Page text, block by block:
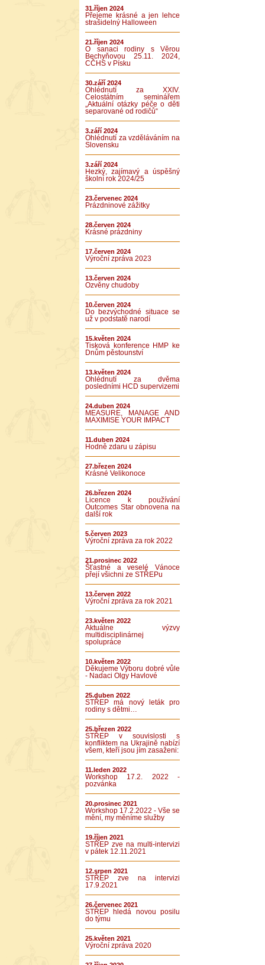
31.říjen 2024
Přejeme krásné a jen lehce
strašidelný Halloween
21.říjen 2024
O sanaci rodiny s Věrou
Bechyňovou 25.11. 2024,
CČHS v Písku
30.září 2024
Ohlédnutí za XXIV.
Celostátním seminářem
„Aktuální otázky péče o děti
separované od rodičů“
3.září 2024
Ohlédnutí za vzděláváním na
Slovensku
3.září 2024
Hezký, zajímavý a úspěšný
školní rok 2024/25
23.červenec 2024
Prázdninové zážitky
28.červen 2024
Krásné prázdniny
17.červen 2024
Výroční zpráva 2023
13.červen 2024
Ozvěny chudoby
10.červen 2024
Do bezvýchodné situace se
už v podstatě narodí
15.květen 2024
Tisková konference HMP ke
Dnům pěstounství
13.květen 2024
Ohlédnutí za dvěma
posledními HCD supervizemi
24.duben 2024
MEASURE, MANAGE AND
MAXIMISE YOUR IMPACT
11.duben 2024
Hodně zdaru u zápisu
27.březen 2024
Krásné Velikonoce
26.březen 2024
Licence k používání
Outcomes Star obnovena na
další rok
5.červen 2023
Výroční zpráva za rok 2022
21.prosinec 2022
Šťastné a veselé Vánoce
přejí všichni ze STŘEPu
13.červen 2022
Výroční zpráva za rok 2021
23.květen 2022
Aktuálne výzvy
multidisciplinárnej
spolupráce
10.květen 2022
Děkujeme Výboru dobré vůle
- Nadaci Olgy Havlové
25.duben 2022
STŘEP má nový leták pro
rodiny s dětmi…
25.březen 2022
STŘEP v souvislosti s
konfliktem na Ukrajině nabízí
všem, kteří jsou jím zasaženi:
11.leden 2022
Workshop 17.2. 2022 -
pozvánka
20.prosinec 2021
Workshop 17.2.2022 - Vše se
mění, my měníme služby
19.říjen 2021
STŘEP zve na multi-intervizi
v pátek 12.11.2021
12.srpen 2021
STŘEP zve na intervizi
17.9.2021
26.červenec 2021
STŘEP hledá novou posilu
do týmu
25.květen 2021
Výroční zpráva 2020